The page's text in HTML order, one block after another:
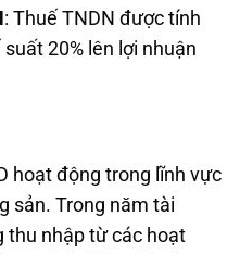
: Thuế TNDN được tính
20% lên lợi nhuận
hoạt động trong lĩnh vực
sản. Trong năm tài
thu nhập từ các hoạt